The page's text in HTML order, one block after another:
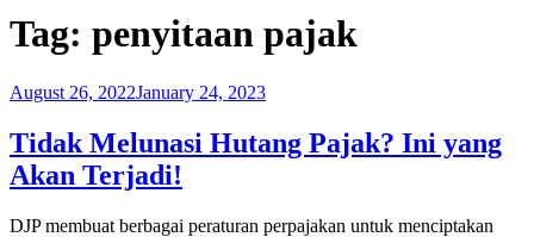
Tag: penyitaan pajak
August 26, 2022January 24, 2023
Tidak Melunasi Hutang Pajak? Ini yang
Akan Terjadi!
DJP membuat berbagai peraturan perpajakan untuk menciptakan